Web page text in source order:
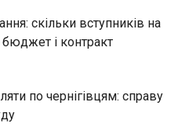
скільки вступників на
і контракт
по чернігівцям: справу